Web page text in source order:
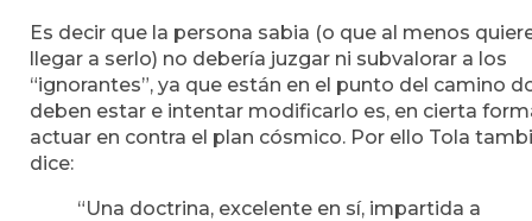
Es decir que la persona sabia (o que al menos
llegar a serlo) no debería juzgar ni subvalorar a los
“ignorantes”, ya que están en el punto del camino
deben estar e intentar modificarlo es, en cierta
actuar en contra el plan cósmico. Por ello Tola
dice:
“Una doctrina, excelente en sí, impartida a